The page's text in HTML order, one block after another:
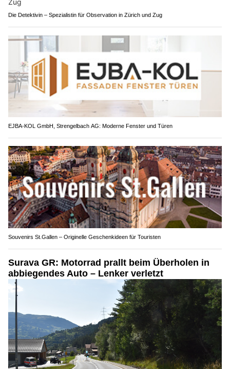
Die Detektivin – Spezialistin für Observation in Zürich und Zug
EJBA-KOL GmbH, Strengelbach AG: Moderne Fenster und Türen
Souvenirs St.Gallen – Originelle Geschenkideen für Touristen
Surava GR: Motorrad prallt beim Überholen in
abbiegendes Auto – Lenker verletzt